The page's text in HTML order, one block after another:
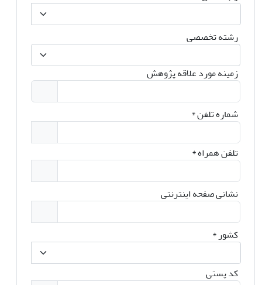
رشته تخصصی
زمینه مورد علاقه پژوهش
شماره تلفن*
تلفن همراه*
نشانی صفحه اینترنتی
کشور*
کد پستی